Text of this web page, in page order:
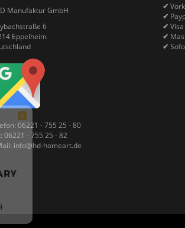
X
Manufaktur GmbH
6
Eppelheim
06221 - 755 25 - 80
06221 - 755 25 - 82
info@hd-homeart.de
✔
✔
✔ Visa
✔
✔